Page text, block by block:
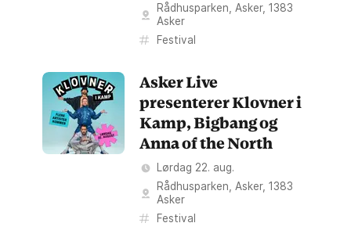
Rådhusparken, Asker, 1383
Asker
Festival
Asker Live
presenterer Klovner i
Kamp, Bigbang og
Anna of the North
Lørdag 22. aug.
Rådhusparken, Asker, 1383
Asker
Festival